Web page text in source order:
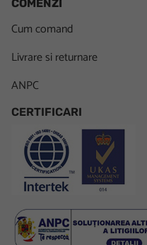
COMENZI
Cum comand
Livrare si returnare
ANPC
CERTIFICARI